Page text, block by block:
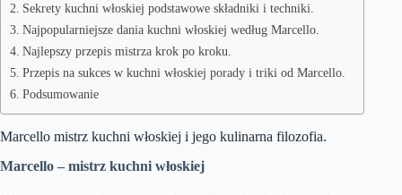
Sekrety kuchni włoskiej podstawowe składniki i techniki.
Najpopularniejsze dania kuchni włoskiej według Marcello.
Najlepszy przepis mistrza krok po kroku.
Przepis na sukces w kuchni włoskiej porady i triki od Marcello.
Podsumowanie
Marcello mistrz kuchni włoskiej i jego kulinarna filozofia.
Marcello – mistrz kuchni włoskiej